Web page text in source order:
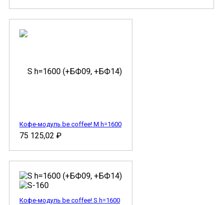
Кофе-модуль be coffee! M h=1600
75 125,02 ₽
Кофе-модуль be coffee! S h=1600